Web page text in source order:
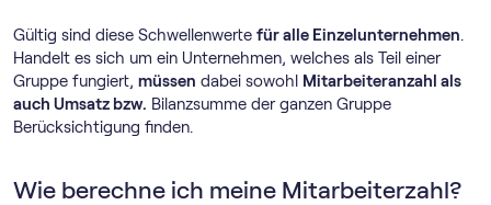
Gültig sind diese Schwellenwerte für alle Einzelunternehmen.
Handelt es sich um ein Unternehmen, welches als Teil einer
Gruppe fungiert, müssen dabei sowohl
Mitarbeiteranzahl als
auch Umsatz bzw. Bilanzsumme der ganzen Gruppe
Berücksichtigung finden.
Wie berechne ich meine Mitarbeiterzahl?